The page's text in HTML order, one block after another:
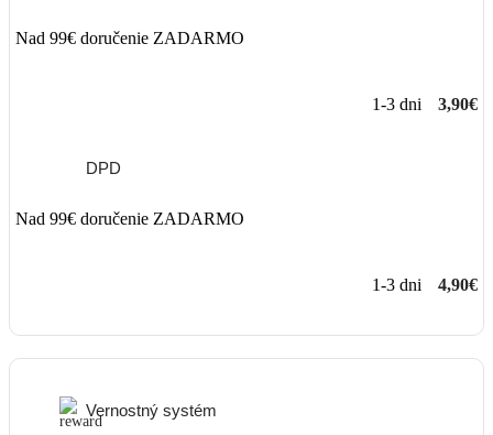
Nad 99€ doručenie ZADARMO
1-3 dni 3,90€
DPD
Nad 99€ doručenie ZADARMO
1-3 dni 4,90€
Vernostný systém